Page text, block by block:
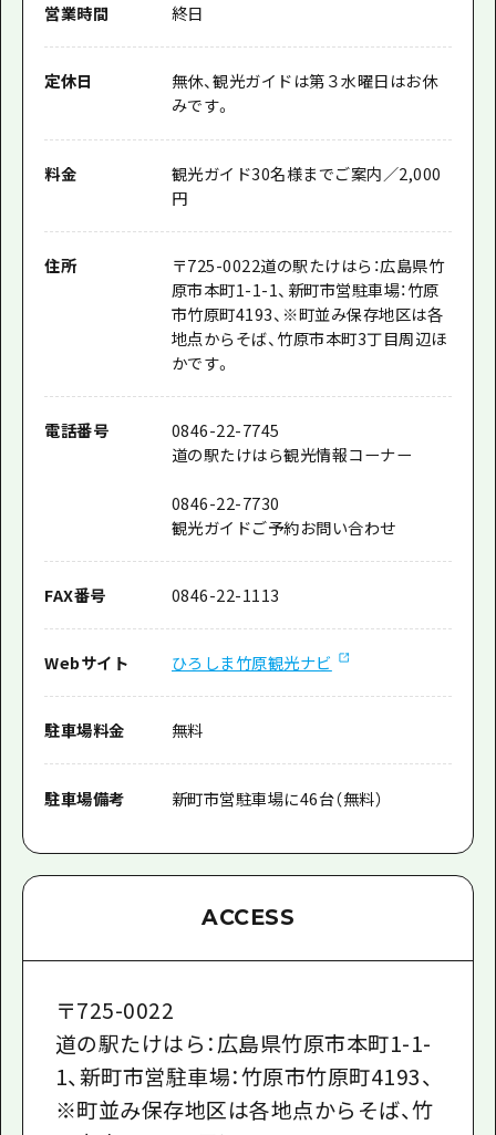
営業時間 終日
定休日
無休、観光ガイドは第３水曜日はお休
みです。
料金
観光ガイド30名様までご案内／2,000
円
住所 〒725-0022道の駅たけはら：広島県竹
原市本町1-1-1、新町市営駐車場：竹原
市竹原町4193、※町並み保存地区は各
地点からそば、竹原市本町3丁目周辺ほ
かです。
電話番号
0846-22-7745
道の駅たけはら観光情報コーナー
0846-22-7730
観光ガイドご予約お問い合わせ
FAX番号 0846-22-1113
Webサイト ひろしま竹原観光ナビ
駐車場料金 無料
駐車場備考 新町市営駐車場に46台（無料）
ACCESS
〒725-0022
道の駅たけはら：広島県竹原市本町1-1-
1、新町市営駐車場：竹原市竹原町4193、
※町並み保存地区は各地点からそば、竹